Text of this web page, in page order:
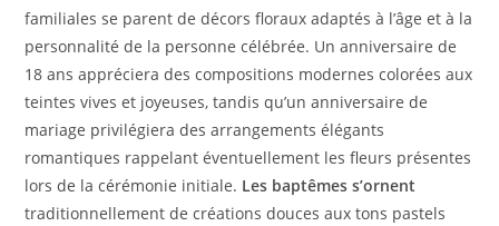
familiales se parent de décors floraux adaptés à l’âge et à la
personnalité de la personne célébrée. Un anniversaire de
18 ans appréciera des compositions modernes colorées aux
teintes vives et joyeuses, tandis qu’un anniversaire de
mariage privilégiera des arrangements élégants
romantiques rappelant éventuellement les fleurs présentes
lors de la cérémonie initiale. Les baptêmes s’ornent
traditionnellement de créations douces aux tons pastels